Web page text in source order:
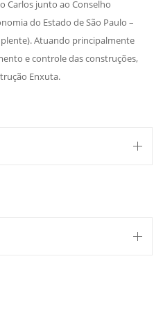
Carlos junto ao Conselho
do Estado de São Paulo –
Atuando principalmente
e controle das construções,
Enxuta.